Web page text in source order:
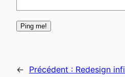
← Précédent : Redesign